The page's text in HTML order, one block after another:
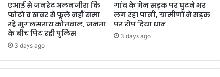
एआई से जनरेट अलनजीरा कि
फोटो व खबर से फूले नहीं समा
रहे मुगलसराय कोतवाल, जनता
के बीच पिट रही पुलिस
3 days ago
गांव के मेन सड़क पर घुटने भर
लग रहा पानी, ग्रामीणों ने सड़क
पर रोप दिया धान
3 days ago